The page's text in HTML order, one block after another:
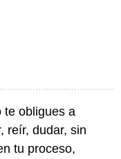
te obligues a
reír, dudar, sin
tu proceso,